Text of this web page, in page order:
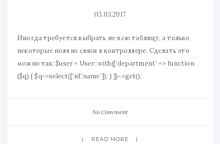
03.03.2017
Иногда требуется выбрать не всю таблицу, а только
некоторые поля из связи в контроллере. Сделать это
можно так: $user = User::with([‘department’ => function
($q) { $q->select([‘id’,’name’]); } ])->get();
No Comment
READ MORE